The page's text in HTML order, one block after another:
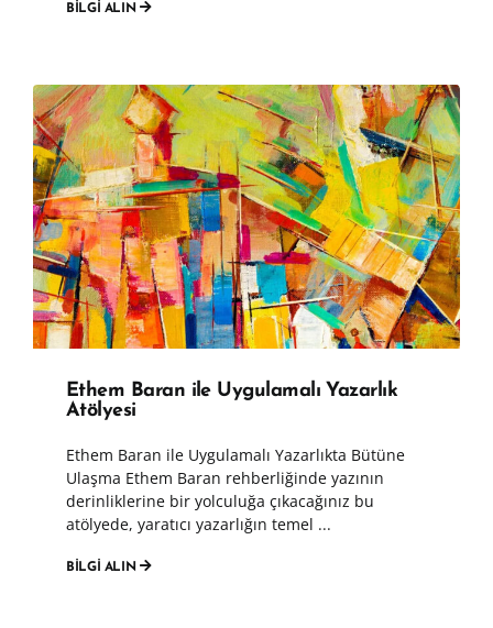
BİLGİ ALIN
Ethem Baran ile Uygulamalı Yazarlık
Atölyesi
Ethem Baran ile Uygulamalı Yazarlıkta Bütüne
Ulaşma Ethem Baran rehberliğinde yazının
derinliklerine bir yolculuğa çıkacağınız bu
atölyede, yaratıcı yazarlığın temel ...
BİLGİ ALIN